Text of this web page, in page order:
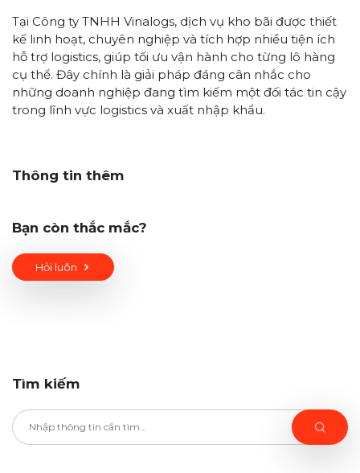
Tại Công ty TNHH Vinalogs, dịch vụ kho bãi được thiết
kế linh hoạt, chuyên nghiệp và tích hợp nhiều tiện ích
hỗ trợ logistics, giúp tối ưu vận hành cho từng lô hàng
cụ thể. Đây chính là giải pháp đáng cân nhắc cho
những doanh nghiệp đang tìm kiếm một đối tác tin cậy
trong lĩnh vực logistics và xuất nhập khẩu.
Thông tin thêm
Bạn còn thắc mắc?
Hỏi luôn
Tìm kiếm